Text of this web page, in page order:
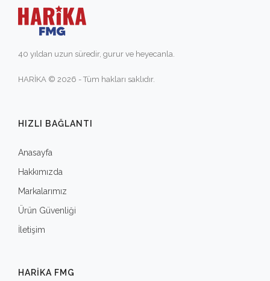
40 yıldan uzun süredir, gurur ve heyecanla.
HARİKA © 2026 - Tüm hakları saklıdır.
HIZLI BAĞLANTI
Anasayfa
Hakkımızda
Markalarımız
Ürün Güvenliği
İletişim
HARIKA FMG